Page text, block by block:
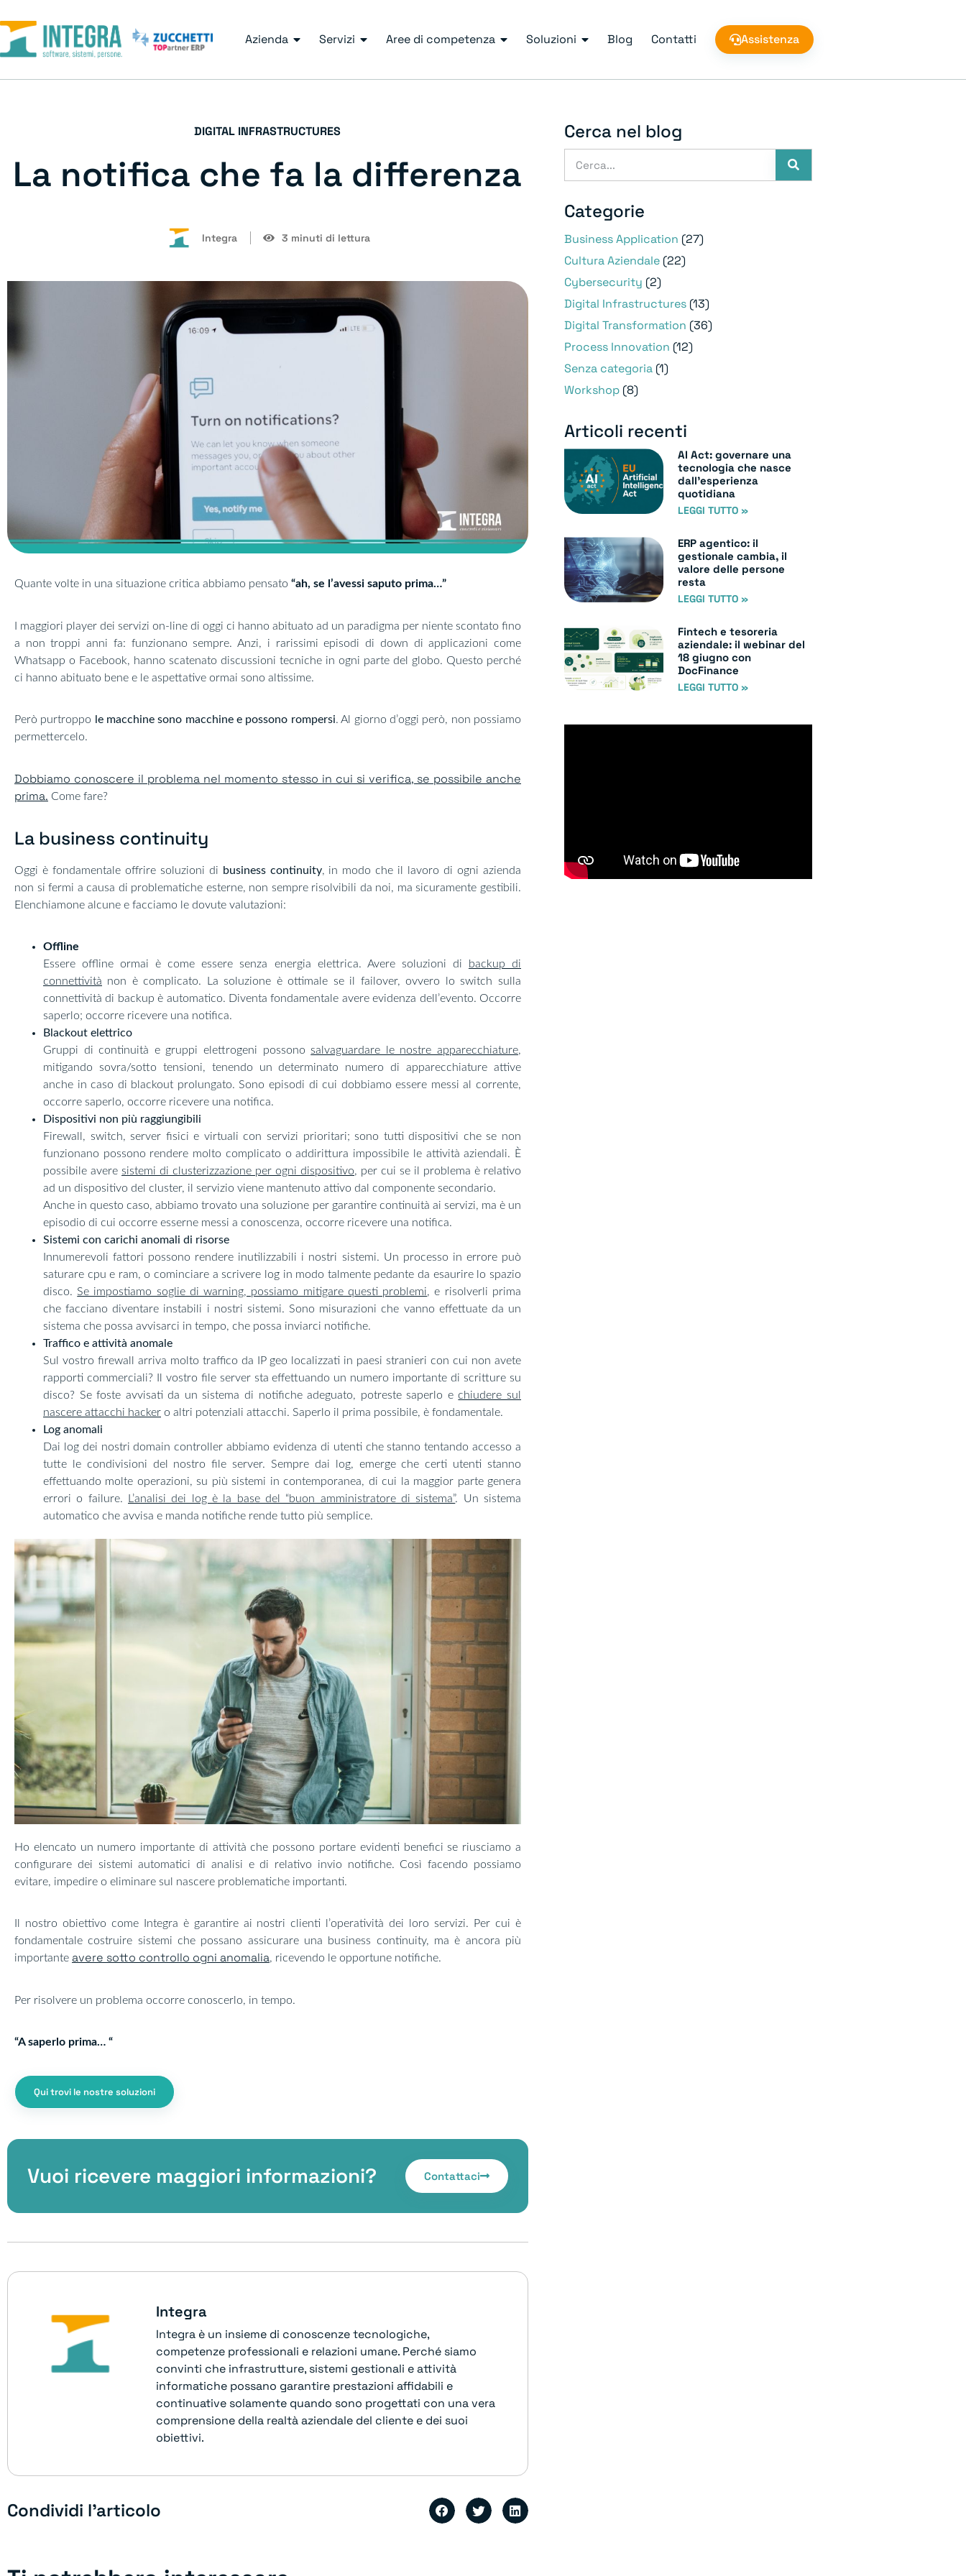
Azienda Servizi Aree di competenza Soluzioni Blog Contatti Assistenza
DIGITAL INFRASTRUCTURES
La notifica che fa la differenza
Integra 3 minuti di lettura
Quante volte in una situazione critica abbiamo pensato “ah, se l’avessi saputo prima…”
I maggiori player dei servizi on-line di oggi ci hanno abituato ad un paradigma per niente scontato fino
a non troppi anni fa: funzionano sempre. Anzi, i rarissimi episodi di down di applicazioni come
Whatsapp o Facebook, hanno scatenato discussioni tecniche in ogni parte del globo. Questo perché
ci hanno abituato bene e le aspettative ormai sono altissime.
Però purtroppo le macchine sono macchine e possono rompersi. Al giorno d’oggi però, non possiamo
permettercelo.
Dobbiamo conoscere il problema nel momento stesso in cui si verifica, se possibile anche
prima. Come fare?
La business continuity​
Oggi è fondamentale offrire soluzioni di business continuity, in modo che il lavoro di ogni azienda
non si fermi a causa di problematiche esterne, non sempre risolvibili da noi, ma sicuramente gestibili.
Elenchiamone alcune e facciamo le dovute valutazioni:
Offline
Essere offline ormai è come essere senza energia elettrica. Avere soluzioni di
backup di
connettività non è complicato. La soluzione è ottimale se il failover, ovvero lo switch sulla
connettività di backup è automatico. Diventa fondamentale avere evidenza dell’evento. Occorre
saperlo; occorre ricevere una notifica.
Blackout elettrico
Gruppi di continuità e gruppi elettrogeni possono salvaguardare le nostre apparecchiature,
mitigando sovra/sotto tensioni, tenendo un determinato numero di apparecchiature attive
anche in caso di blackout prolungato. Sono episodi di cui dobbiamo essere messi al corrente,
occorre saperlo, occorre ricevere una notifica.
Dispositivi non più raggiungibili
Firewall, switch, server fisici e virtuali con servizi prioritari; sono tutti dispositivi che se non
funzionano possono rendere molto complicato o addirittura impossibile le attività aziendali. È
possibile avere sistemi di clusterizzazione per ogni dispositivo, per cui se il problema è relativo
ad un dispositivo del cluster, il servizio viene mantenuto attivo dal componente secondario.
Anche in questo caso, abbiamo trovato una soluzione per garantire continuità ai servizi, ma è un
episodio di cui occorre esserne messi a conoscenza, occorre ricevere una notifica.
Sistemi con carichi anomali di risorse
Innumerevoli fattori possono rendere inutilizzabili i nostri sistemi. Un processo in errore può
saturare cpu e ram, o cominciare a scrivere log in modo talmente pedante da esaurire lo spazio
disco.Se impostiamo soglie di warning, possiamo mitigare questi problemi, e risolverli prima
che facciano diventare instabili i nostri sistemi. Sono misurazioni che vanno effettuate da un
sistema che possa avvisarci in tempo, che possa inviarci notifiche.
Traffico e attività anomale
Sul vostro firewall arriva molto traffico da IP geo localizzati in paesi stranieri con cui non avete
rapporti commerciali? Il vostro file server sta effettuando un numero importante di scritture su
disco? Se foste avvisati da un sistema di notifiche adeguato, potreste saperlo echiudere sul
nascere attacchi hacker o altri potenziali attacchi. Saperlo il prima possibile, è fondamentale.
Log anomali
Dai log dei nostri domain controller abbiamo evidenza di utenti che stanno tentando accesso a
tutte le condivisioni del nostro file server. Sempre dai log, emerge che certi utenti stanno
effettuando molte operazioni, su più sistemi in contemporanea, di cui la maggior parte genera
errori o failure.
L’analisi dei log è la base del “buon amministratore di sistema”. Un sistema
automatico che avvisa e manda notifiche rende tutto più semplice.
Ho elencato un numero importante di attività che possono portare evidenti benefici se riusciamo a
configurare dei sistemi automatici di analisi e di relativo invio notifiche. Così facendo possiamo
evitare, impedire o eliminare sul nascere problematiche importanti.
Il nostro obiettivo come Integra è garantire ai nostri clienti l’operatività dei loro servizi. Per cui è
fondamentale costruire sistemi che possano assicurare una business continuity, ma è ancora più
importante avere sotto controllo ogni anomalia, ricevendo le opportune notifiche.
Per risolvere un problema occorre conoscerlo, in tempo.
“A saperlo prima… “
Qui trovi le nostre soluzioni
Vuoi ricevere maggiori informazioni? Contattaci
Integra
Integra è un insieme di conoscenze tecnologiche,
competenze professionali e relazioni umane. Perché siamo
convinti che infrastrutture, sistemi gestionali e attività
informatiche possano garantire prestazioni affidabili e
continuative solamente quando sono progettati con una vera
comprensione della realtà aziendale del cliente e dei suoi
obiettivi.
Condividi l'articolo
Cerca nel blog
Categorie
Business Application (27)
Cultura Aziendale(22)
Cybersecurity (2)
Digital Infrastructures(13)
Digital Transformation (36)
Process Innovation (12)
Senza categoria(1)
Workshop(8)
Articoli recenti
AI Act: governare una
tecnologia che nasce
dall’esperienza
quotidiana
LEGGI TUTTO »
ERP agentico: il
gestionale cambia, il
valore delle persone
resta
LEGGI TUTTO »
Fintech e tesoreria
aziendale: il webinar del
18 giugno con
DocFinance
LEGGI TUTTO »